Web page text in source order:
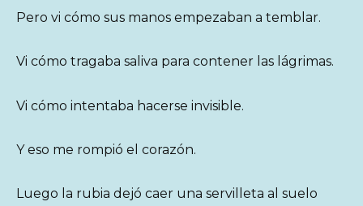
Pero vi cómo sus manos empezaban a temblar.
Vi cómo tragaba saliva para contener las lágrimas.
Vi cómo intentaba hacerse invisible.
Y eso me rompió el corazón.
Luego la rubia dejó caer una servilleta al suelo